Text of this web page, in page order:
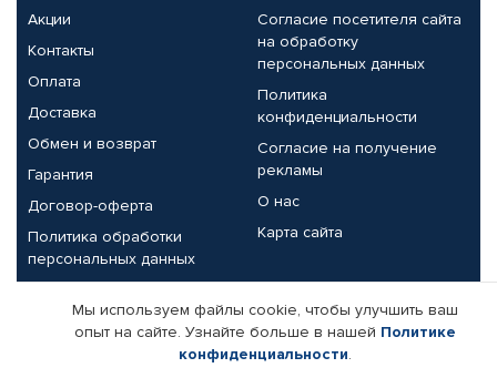
Акции
Контакты
Оплата
Доставка
Обмен и возврат
Гарантия
Договор-оферта
Политика обработки
персональных данных
Согласие посетителя сайта
на обработку
персональных данных
Политика
конфиденциальности
Согласие на получение
рекламы
О нас
Карта сайта
Партнерам
Корпоративным клиентам
Реквизиты компании
Мы используем файлы cookie, чтобы улучшить ваш
опыт на сайте. Узнайте больше в нашей Политике
конфиденциальности.